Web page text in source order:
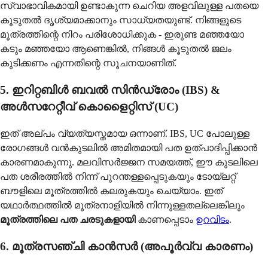
സ്വാഭാവികമായി ഉണ്ടാകുന്ന ചെറിയ അളവിലുള്ള പതയെ
കൂടുതൽ ദൃശ്യമാക്കാനും സാധ്യതയുണ്ട്. നിങ്ങളുടെ
മൂത്രത്തിന്റെ നിറം പരിശോധിക്കുക - ഇരുണ്ട മഞ്ഞയോ
കടും മഞ്ഞയോ ആണെങ്കിൽ, നിങ്ങൾ കൂടുതൽ ജലം
കുടിക്കണം എന്നതിന്റെ സൂചനയാണിത്.
5. ഇറിറ്റബിൾ ബവൽ സിൻഡ്രോം (IBS) &
അൾസറേറ്റീവ് കൊളൈറ്റിസ് (UC)
ഇത് അല്പം വ്യത്യസ്തമായ ഒന്നാണ്. IBS, UC പോലുള്ള
രോഗങ്ങൾ വൻകുടലിൽ അമിതമായി പത ഉത്പാദിപ്പിക്കാൻ
കാരണമാകുന്നു. മലവിസർജ്ജന സമയത്ത്, ഈ കുടലിലെ
പത ശരീരത്തിൽ നിന്ന് പുറന്തള്ളപ്പെടുകയും ടോയ്‌ലറ്റ്
ബൗളിലെ മൂത്രത്തിൽ കലരുകയും ചെയ്യാം. ഇത്
യഥാർത്ഥത്തിൽ മൂത്രനാളിയിൽ നിന്നുള്ളതല്ലെങ്കിലും
മൂത്രത്തിലെ പത ചരടുകളായി കാണപ്പെടാം ഉറവിടം.
6. മൂത്രസഞ്ചി കാൻസർ (അപൂർവ്വ കാരണം)